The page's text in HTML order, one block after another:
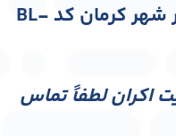
بیلبورد انتهای بلوار پرستار شهر کرمان کد BL-
اکران لطفاً تماس